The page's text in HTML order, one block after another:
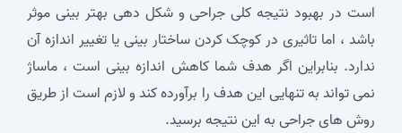
است در بهبود نتیجه‌ کلی جراحی و شکل‌ دهی بهتر بینی موثر
باشد ، اما تاثیری در کوچک کردن ساختار بینی یا تغییر اندازه‌ آن
ندارد. بنابراین اگر هدف شما کاهش اندازه بینی است ، ماساژ
نمی‌ تواند به تنهایی این هدف را برآورده کند و لازم است از طریق
روش‌ های جراحی به این نتیجه برسید.